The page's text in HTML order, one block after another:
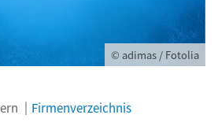
© adimas / Fotolia
Firmenverzeichnis